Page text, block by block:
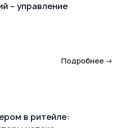
– управление
Подробнее →
в ритейле: